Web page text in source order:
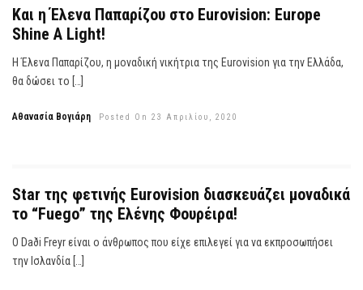
Και η Έλενα Παπαρίζου στο Eurovision: Europe
Shine A Light!
Η Έλενα Παπαρίζου, η μοναδική νικήτρια της Eurovision για την Ελλάδα,
θα δώσει το […]
Αθανασία Βογιάρη Posted On 23 Απριλίου, 2020
Star της φετινής Eurovision διασκευάζει μοναδικά
το “Fuego” της Ελένης Φουρέιρα!
Ο Daði Freyr είναι ο άνθρωπος που είχε επιλεγεί για να εκπροσωπήσει
την Ισλανδία […]